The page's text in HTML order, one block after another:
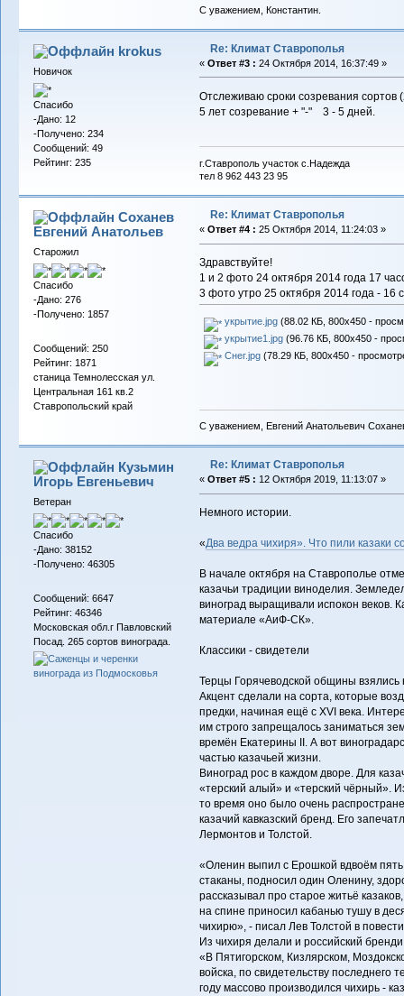
С уважением, Константин.
krokus
Новичок
Спасибо
-Дано: 12
-Получено: 234
Сообщений: 49
Рейтинг: 235
Re: Климат Ставрополья
« Ответ #3 : 24 Октября 2014, 16:37:49 »
Отслеживаю сроки созревания сортов
5 лет созревание + "-" 3 - 5 дней.
г.Ставрополь участок с.Надежда
тел 8 962 443 23 95
Соханев
Евгений Анатольев
Старожил
Спасибо
-Дано: 276
-Получено: 1857
Сообщений: 250
Рейтинг: 1871
станица Темнолесская ул.
Центральная 161 кв.2
Ставропольский край
Re: Климат Ставрополья
« Ответ #4 : 25 Октября 2014, 11:24:03 »
Здравствуйте!
1 и 2 фото 24 октября 2014 года 17
3 фото утро 25 октября 2014 года - 16
укрытие.jpg(88.02 КБ, 800x450 -
укрытие1.jpg(96.76 КБ, 800x450 -
Снег.jpg(78.29 КБ, 800x450 -
С уважением, Евгений Анатольевич
Кузьмин
Игорь Евгеньевич
Ветеран
Спасибо
-Дано: 38152
-Получено: 46305
Сообщений: 6647
Рейтинг: 46346
Московская обл.г Павловский
Посад. 265 сортов винограда.
Re: Климат Ставрополья
« Ответ #5 : 12 Октября 2019, 11:13:07 »
Немного истории.
«Два ведра чихиря». Что пили казаки
В начале октября на Ставрополье
казачьи традиции виноделия.
виноград выращивали испокон веков.
материале «АиФ-СК».
Классики - свидетели
Терцы Горячеводской общины взялись
Акцент сделали на сорта, которые
предки, начиная ещё с XVI века.
им строго запрещалось заниматься
времён Екатерины II. А вот
частью казачьей жизни.
Виноград рос в каждом дворе. Для
«терский алый» и «терский чёрный».
то время оно было очень
казачий кавказский бренд. Его
Лермонтов и Толстой.
«Оленин выпил с Ерошкой вдвоём
стаканы, подносил один Оленину,
рассказывал про старое житьё
на спине приносил кабанью тушу в
чихирю», - писал Лев Толстой в
Из чихиря делали и российский
«В Пятигорском, Кизлярском,
войска, по свидетельству последнего
году массово производился чихирь -